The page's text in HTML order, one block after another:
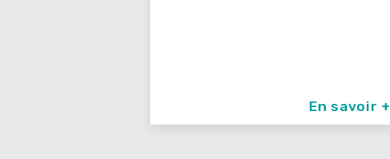
En savoir +